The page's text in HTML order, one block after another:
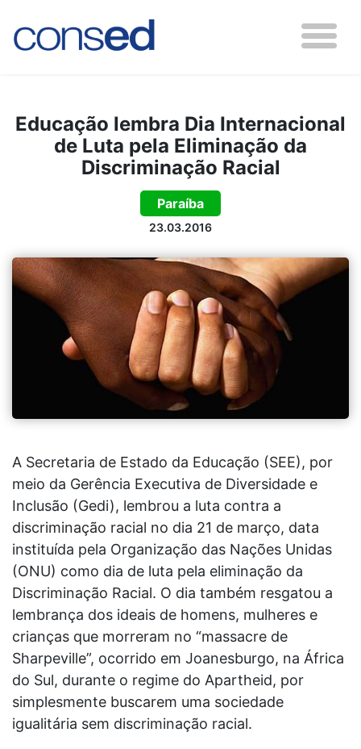
Educação lembra Dia Internacional
de Luta pela Eliminação da
Discriminação Racial
Paraíba
23.03.2016
A Secretaria de Estado da Educação (SEE), por
meio da Gerência Executiva de Diversidade e
Inclusão (Gedi), lembrou a luta contra a
discriminação racial no dia 21 de março, data
instituída pela Organização das Nações Unidas
(ONU) como dia de luta pela eliminação da
Discriminação Racial. O dia também resgatou a
lembrança dos ideais de homens, mulheres e
crianças que morreram no “massacre de
Sharpeville”, ocorrido em Joanesburgo, na África
do Sul, durante o regime do Apartheid, por
simplesmente buscarem uma sociedade
igualitária sem discriminação racial.